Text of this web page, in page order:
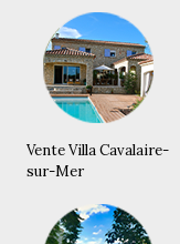
Vente Villa Cavalaire-
sur-Mer